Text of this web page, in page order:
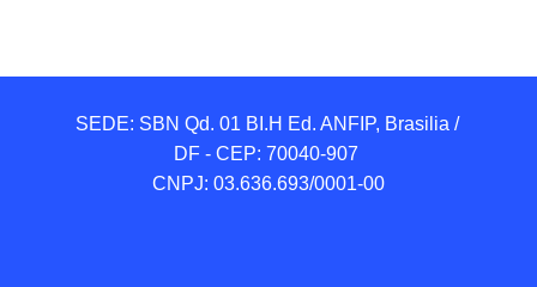
SEDE: SBN Qd. 01 BI.H Ed. ANFIP, Brasilia /
DF - CEP: 70040-907
CNPJ: 03.636.693/0001-00